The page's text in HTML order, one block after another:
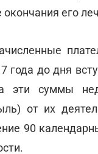
его
до дня
суммы
от их
90